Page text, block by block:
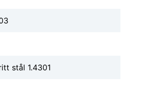
stål 1.4301